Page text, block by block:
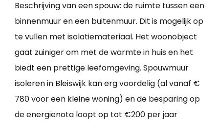
Beschrijving van een spouw: de ruimte tussen een
binnenmuur en een buitenmuur. Dit is mogelijk op
te vullen met isolatiemateriaal. Het woonobject
gaat zuiniger om met de warmte in huis en het
biedt een prettige leefomgeving. Spouwmuur
isoleren in Bleiswijk kan erg voordelig (al vanaf €
780 voor een kleine woning) en de besparing op
de energienota loopt op tot €200 per jaar